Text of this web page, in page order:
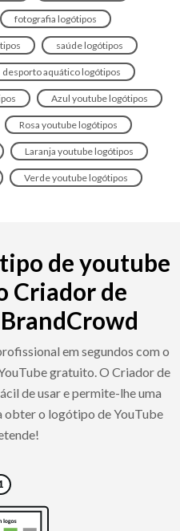
fotografia logótipos
saúde logótipos
desporto aquático logótipos
Azul youtube logótipos
Rosa youtube logótipos
Laranja youtube logótipos
Verde youtube logótipos
de youtube
Criador de
em segundos com o
gratuito. O Criador de
de usar e permite-lhe uma
obter o logótipo de YouTube